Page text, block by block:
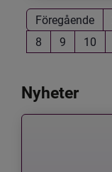
Föregående
8
9 10
Nyheter